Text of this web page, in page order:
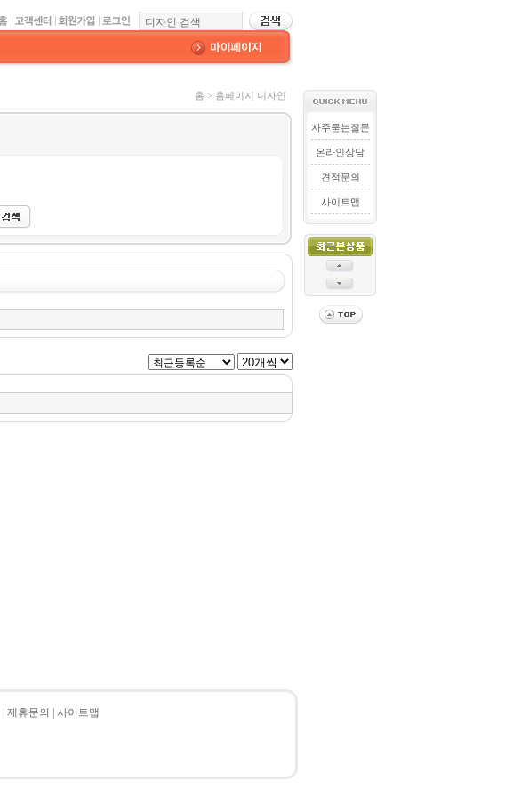
홈 > 홈페이지 디자인
자주묻는질문
온라인상담
견적문의
사이트맵
제휴문의 사이트맵